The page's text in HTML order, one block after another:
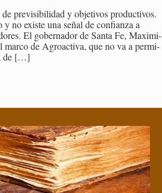
pre­vi­si­bi­li­dad y ob­je­ti­vos pro­duc­ti­vos.
no exis­te una señal de con­fian­za a
El go­ber­na­dor de Santa Fe, Ma­xi­mi­
marco de Agroac­ti­va, que no va a per­mi­
de […]